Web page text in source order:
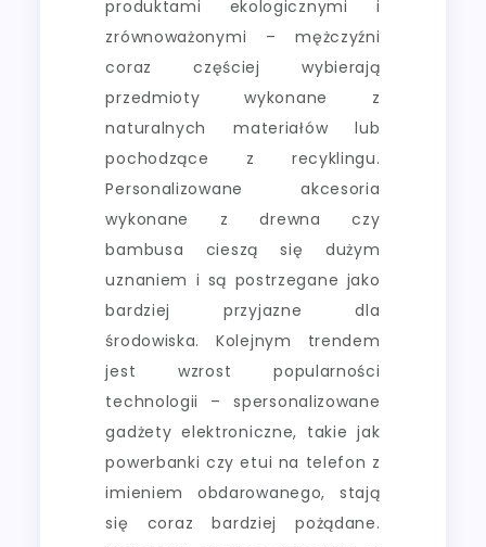
produktami ekologicznymi i
zrównoważonymi – mężczyźni
coraz częściej wybierają
przedmioty wykonane z
naturalnych materiałów lub
pochodzące z recyklingu.
Personalizowane akcesoria
wykonane z drewna czy
bambusa cieszą się dużym
uznaniem i są postrzegane jako
bardziej przyjazne dla
środowiska. Kolejnym trendem
jest wzrost popularności
technologii – spersonalizowane
gadżety elektroniczne, takie jak
powerbanki czy etui na telefon z
imieniem obdarowanego, stają
się coraz bardziej pożądane.